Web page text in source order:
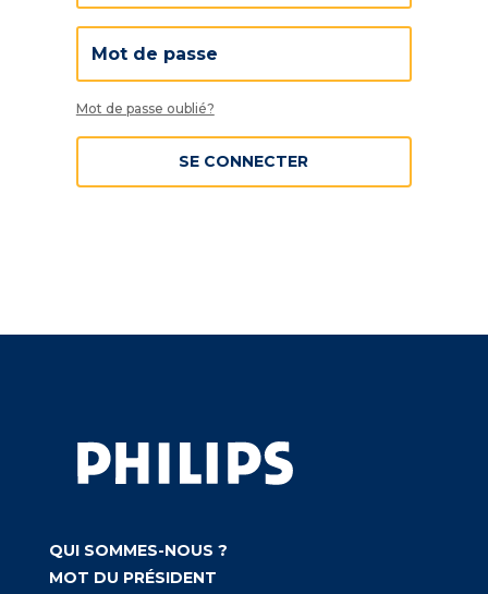
Mot de passe oublié?
SE CONNECTER
QUI SOMMES-NOUS ?
MOT DU PRÉSIDENT